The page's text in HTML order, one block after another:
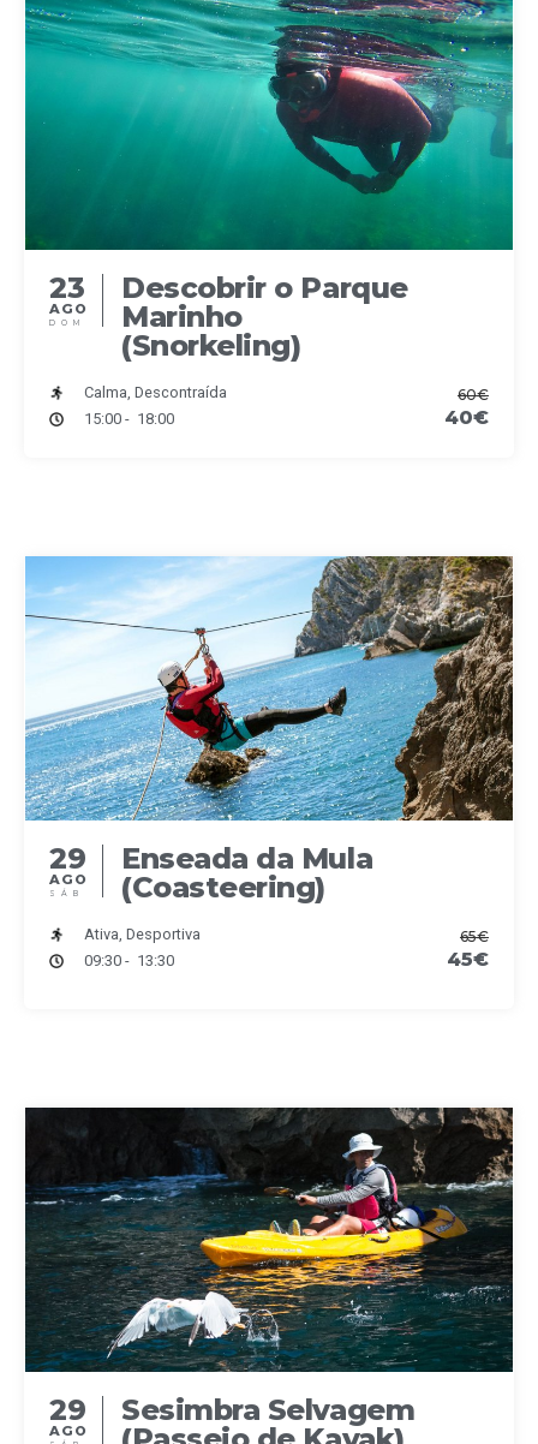
23
AGO
DOM
Descobrir o Parque
Marinho
(Snorkeling)
Calma, Descontraída
15:00 - 18:00
60€
40€
29
AGO
SÁB
Enseada da Mula
(Coasteering)
Ativa, Desportiva
09:30 - 13:30
65€
45€
29
AGO
Sesimbra Selvagem